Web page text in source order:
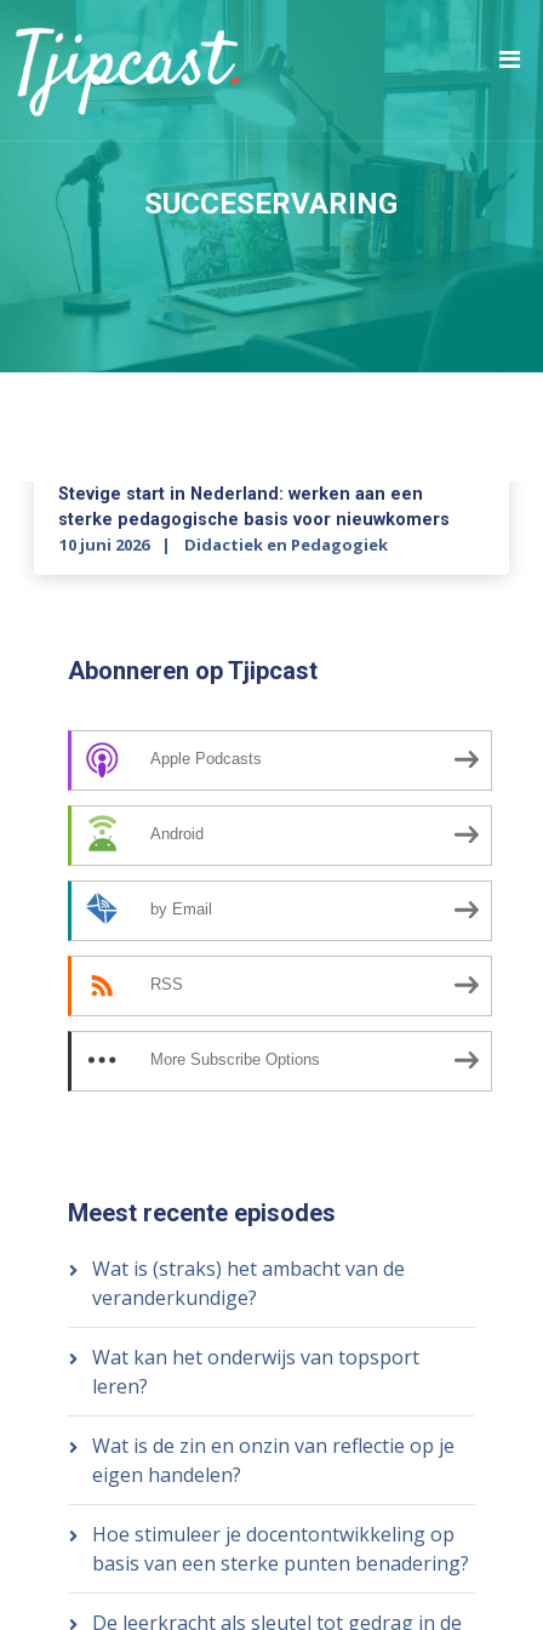
SUCCESERVARING
Stevige start in Nederland: werken aan een
sterke pedagogische basis voor nieuwkomers
10 juni 2026 Didactiek en Pedagogiek
Abonneren op Tjipcast
Apple Podcasts
Android
by Email
RSS
More Subscribe Options
Meest recente episodes
Wat is (straks) het ambacht van de
veranderkundige?
Wat kan het onderwijs van topsport
leren?
Wat is de zin en onzin van reflectie op je
eigen handelen?
Hoe stimuleer je docentontwikkeling op
basis van een sterke punten benadering?
De leerkracht als sleutel tot gedrag in de